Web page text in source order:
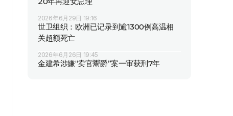
2026年6月29日 19:16
世卫组织：欧洲已记录到逾1300例高温相
关超额死亡
2026年6月26日 19:45
金建希涉嫌“卖官鬻爵”案一审获刑7年